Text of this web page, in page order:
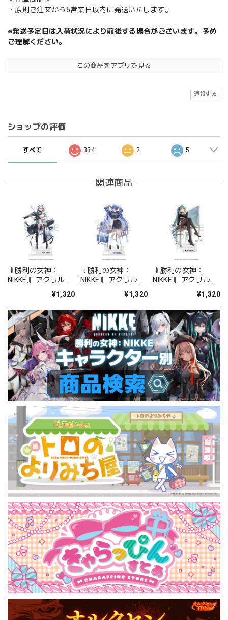
・原則ご注文から5営業日以内に発送いたします。
※発送予定日は入荷状況により前後する場合がございます。予め
ご理解ください。
この商品をアプリで見る
通報する
ショップの評価
すべて 334 2 5
関連商品
『勝利の女神：
NIKKE』 アクリルス
¥1,320
『勝利の女神：
NIKKE』 アクリルス
ォーチュンメイト
¥1,320
『勝利の女神：
NIKKE』 アクリルス
シャープレッスン
¥1,320